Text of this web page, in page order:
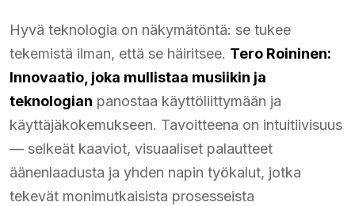
Hyvä teknologia on näkymätöntä: se tukee
tekemistä ilman, että se häiritsee. Tero Roininen:
Innovaatio, joka mullistaa musiikin ja
teknologian panostaa käyttöliittymään ja
käyttäjäkokemukseen. Tavoitteena on intuitiivisuus
— selkeät kaaviot, visuaaliset palautteet
äänenlaadusta ja yhden napin työkalut, jotka
tekevät monimutkaisista prosesseista